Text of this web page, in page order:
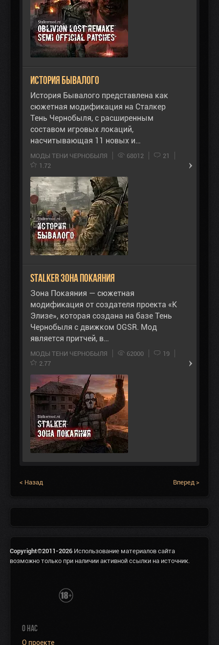
История Бывалого
История Бывалого представлена как
сюжетная модификация на Сталкер
Тень Чернобыля, с расширенным
составом игровых локаций,
насчитывающая 11 новых и…
МОДЫ ТЕНИ ЧЕРНОБЫЛЯ 68012
21
1.72
STALKER Зона Покаяния
Зона Покаяния — сюжетная
модификация от создателя проекта «К
Элизе», которая создана на базе Тень
Чернобыля с движком OGSR. Мод
является притчей, в…
МОДЫ ТЕНИ ЧЕРНОБЫЛЯ 62000
19
2.77
< Назад Вперед >
Copyright©2011-2026 Использование материалов сайта
возможно только при наличии активной ссылки на источник.
О НАС
О проекте